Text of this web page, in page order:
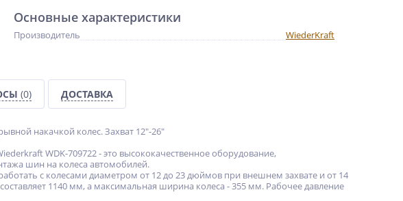
Основные характеристики
Производитель WiederKraft
(0) ДОСТАВКА
накачкой колес. Захват 12"-26"
WDK-709722 - это высококачественное оборудование,
шин на колеса автомобилей.
с колесами диаметром от 12 до 23 дюймов при внешнем захвате и от 14
1140 мм, а максимальная ширина колеса - 355 мм. Рабочее давление